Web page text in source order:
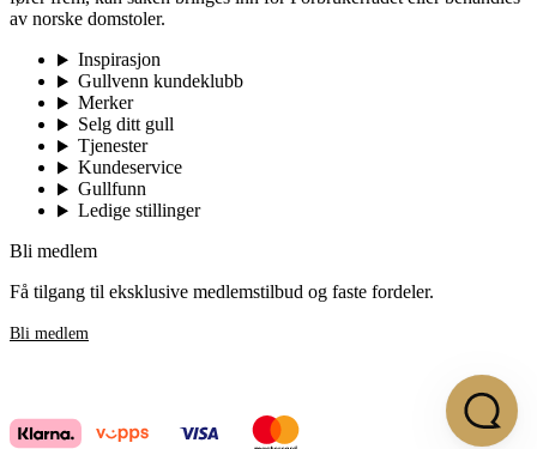
av norske domstoler.
Inspirasjon
Gullvenn kundeklubb
Merker
Selg ditt gull
Tjenester
Kundeservice
Gullfunn
Ledige stillinger
Bli medlem
Få tilgang til eksklusive medlemstilbud og faste fordeler.
Bli medlem